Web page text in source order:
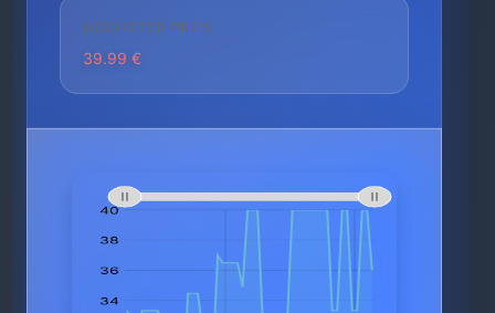
HÖCHSTER PREIS
39.99 €